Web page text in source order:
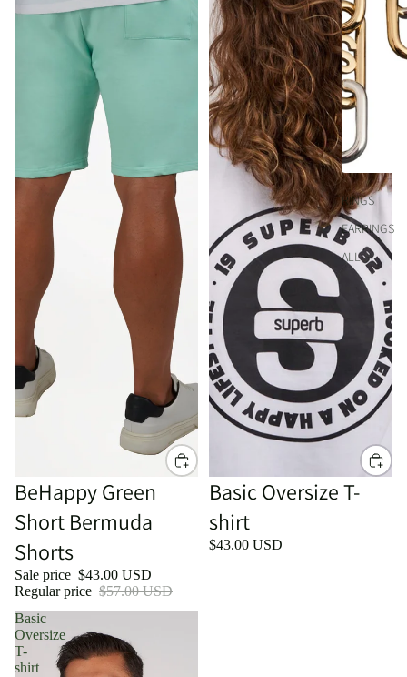
RINGS
EARRINGS
ALL
Sale
BeHappy Green
Short Bermuda
Shorts
Sale price $43.00 USD
Regular price $57.00 USD
Basic Oversize T-
shirt
$43.00 USD
Basic
Oversize
T-
shirt